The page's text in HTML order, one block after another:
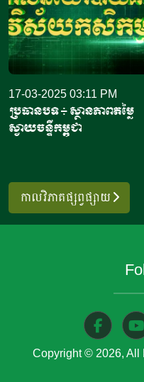
17-03-2025 03:11 PM
ប្រធានបទ ៖​ ស្ថានភាព​តម្លៃ
ស្វាយចន្ទី​កម្ពុជា
កាលវិភាគផ្សព្វផ្សាយ
Copyright © 2026, All